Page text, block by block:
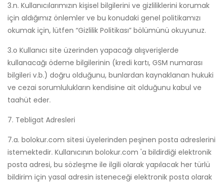
3.n. Kullanıcılarımızın kişisel bilgilerini ve gizliliklerini korumak
için aldığımız önlemler ve bu konudaki genel politikamızı
okumak için, lütfen “Gizlilik Politikası” bölümünü okuyunuz.
3.o Kullanıcı site üzerinden yapacağı alışverişlerde
kullanacağı ödeme bilgilerinin (kredi kartı, GSM numarası
bilgileri v.b.) doğru olduğunu, bunlardan kaynaklanan hukuki
ve cezai sorumlulukların kendisine ait olduğunu kabul ve
taahüt eder.
7. Tebligat Adresleri
7.a. bolokur.com sitesi üyelerinden peşinen posta adreslerini
istemektedir. Kullanıcının bolokur.com 'a bildirdiği elektronik
posta adresi, bu sözleşme ile ilgili olarak yapılacak her türlü
bildirim için yasal adresin isteneceği elektronik posta olarak